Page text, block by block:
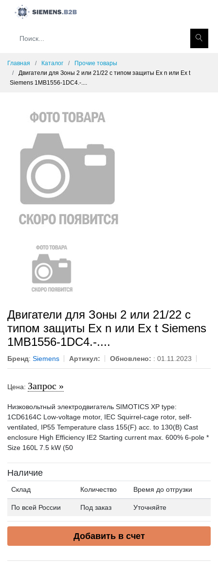
Главная Каталог
Прочие товары
Двигатели для Зоны 2 или 21/22 с типом защиты Ex n или Ex t
Siemens 1MB1556-1DC4.-....
Двигатели для Зоны 2 или 21/22 с
типом защиты Ex n или Ex t Siemens
1MB1556-1DC4.-....
Бренд: Siemens Артикул: Обновлено: : 01.11.2023
Цена: Запрос »
Низковольтный электродвигатель SIMOTICS XP type:
1CD6164C Low-voltage motor, IEC Squirrel-cage rotor, self-
ventilated, IP55 Temperature class 155(F) acc. to 130(B) Cast
enclosure High Efficiency IE2 Starting current max. 600% 6-pole *
Size 160L 7.5 kW (50
Наличие
Склад Количество Время до отгрузки
По всей России Под заказ Уточняйте
Добавить в счет